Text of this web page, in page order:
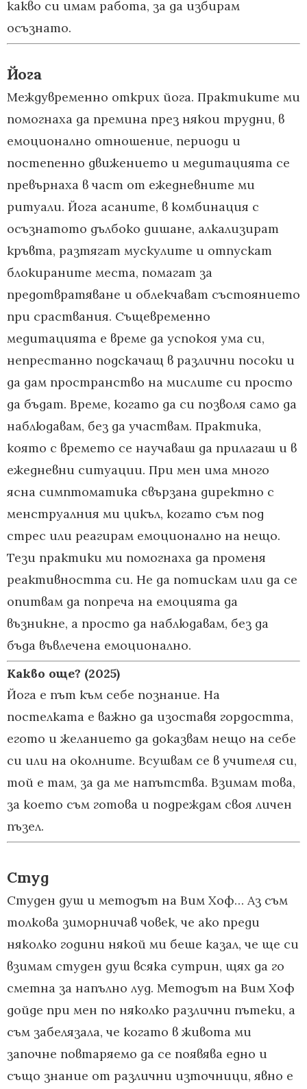
какво си имам работа, за да избирам
осъзнато.
Йога
Междувременно открих йога. Практиките ми
помогнаха да премина през някои трудни, в
емоционално отношение, периоди и
постепенно движението и медитацията се
превърнаха в част от ежедневните ми
ритуали. Йога асаните, в комбинация с
осъзнатото дълбоко дишане, алкализират
кръвта, разтягат мускулите и отпускат
блокираните места, помагат за
предотвратяване и облекчават състоянието
при сраствания. Същевременно
медитацията е време да успокоя ума си,
непрестанно подскачащ в различни посоки и
да дам пространство на мислите си просто
да бъдат. Време, когато да си позволя само да
наблюдавам, без да участвам. Практика,
която с времето се научаваш да прилагаш и в
ежедневни ситуации. При мен има много
ясна симптоматика свързана директно с
менструалния ми цикъл, когато съм под
стрес или реагирам емоционално на нещо.
Тези практики ми помогнаха да променя
реактивността си. Не да потискам или да се
опитвам да попреча на емоцията да
възникне, а просто да наблюдавам, без да
бъда въвлечена емоционално.
Какво още? (2025)
Йога е път към себе познание. На
постелката е важно да изоставя гордостта,
егото и желанието да доказвам нещо на себе
си или на околните. Всушвам се в учителя си,
той е там, за да ме напътства. Взимам това,
за което съм готова и подреждам своя личен
пъзел.
Студ
Студен душ и методът на Вим Хоф… Аз съм
толкова зиморничав човек, че ако преди
няколко години някой ми беше казал, че ще си
взимам студен душ всяка сутрин, щях да го
сметна за напълно луд. Методът на Вим Хоф
дойде при мен по няколко различни пътеки, а
съм забелязала, че когато в живота ми
започне повтаряемо да се появява едно и
също знание от различни източници, явно е